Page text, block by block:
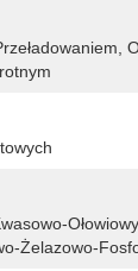
Żelazowo-